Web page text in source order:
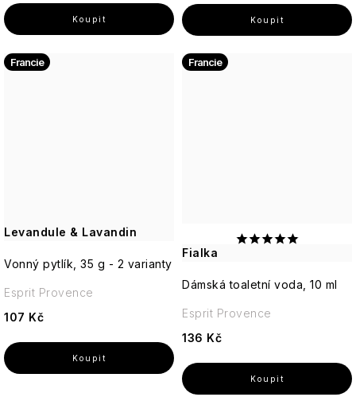
Levandule & Lavandin
Francie
Vonný pytlík, 35 g - 2 varianty
107 Kč
Esprit Provence
Fialka
Francie
Dámská toaletní voda, 10 ml
136 Kč
Esprit Provence